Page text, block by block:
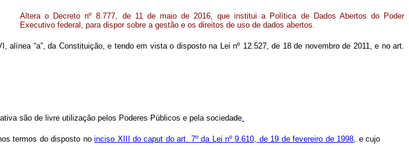
Altera o Decreto nº 8.777, de 11 de maio de 2016, que institui a Política de Dados Abertos do Poder
Executivo federal, para dispor sobre a gestão e os direitos de uso de dados abertos.
alínea “a”, da Constituição, e tendo em vista o disposto na Lei nº 12.527, de 18 de novembro de 2011, e no art.
são de livre utilização pelos Poderes Públicos e pela sociedade.
termos do disposto noinciso XIII do caput do art. 7º da Lei nº 9.610, de 19 de fevereiro de 1998, e cujo